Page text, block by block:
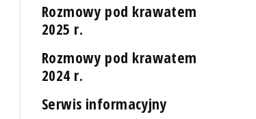
Rozmowy pod krawatem
2025 r.
Rozmowy pod krawatem
2024 r.
Serwis informacyjny